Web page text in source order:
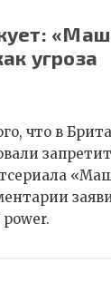
угроза
что в